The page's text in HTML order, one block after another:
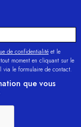
de confidentialité et le
moment en cliquant sur le
via le formulaire de contact.
que vous